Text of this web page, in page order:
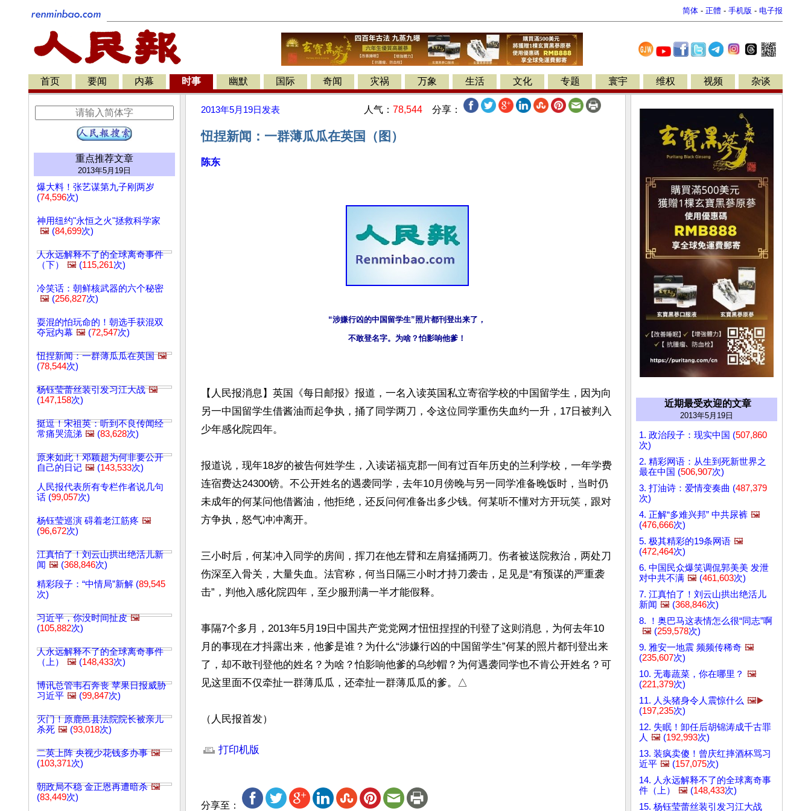
简体 - 正體 - 手机版 - 电子报
首页 要闻 内幕 时事 幽默 国际 奇闻 灾祸 万象 生活 文化 专题 寰宇 维权 视频 杂谈
重点推荐文章
2013年5月19日
爆大料！张艺谋第九子刚两岁
(74,596次)
神用纽约"永恒之火"拯救科学家
🖼️ (84,699次)
人永远解释不了的全球离奇事件
（下）
🖼️ (115,261次)
冷笑话：朝鲜核武器的六个秘密
🖼️ (256,827次)
耍混的怕玩命的！朝选手获混双
夺冠内幕 🖼️ (72,547次)
忸捏新闻：一群薄瓜瓜在英国 🖼️
(78,544次)
杨钰莹蕾丝装引发习江大战 🖼️
(147,158次)
挺逗！宋祖英：听到不良传闻经
常痛哭流涕 🖼️ (83,628次)
原来如此！邓颖超为何非要公开
自己的日记 🖼️ (143,533次)
人民报代表所有专栏作者说几句
话 (99,057次)
杨钰莹巡演 碍着老江筋疼 🖼️
(96,672次)
江真怕了！刘云山拱出绝活儿新
闻 🖼️ (368,846次)
精彩段子：“中情局”新解 (89,545
次)
习近平，你没时间扯皮 🖼️
(105,882次)
人永远解释不了的全球离奇事件
（上）
🖼️ (148,433次)
博讯总管韦石奔丧 苹果日报威胁
习近平 🖼️ (99,847次)
灭门！原鹿邑县法院院长被亲儿
杀死 🖼️ (93,018次)
二英上阵 央视少花钱多办事 🖼️
(103,371次)
朝政局不稳 金正恩再遭暗杀 🖼️
(83,449次)
2013年5月19日 发表 人气： 78,544 分享：
忸捏新闻：一群薄瓜瓜在英国（图）
陈东
“涉嫌行凶的中国留学生”照片都刊登出来了，
不敢登名字。为啥？怕影响他爹！
【人民报消息】英国《每日邮报》报道，一名入读英国私立寄宿学校的中国留学生，因为向
另一中国留学生借酱油而起争执，捅了同学两刀，令这位同学重伤失血约一升，17日被判入
少年感化院四年。
报道说，现年18岁的被告何姓学生，入读诺福克郡一间有过百年历史的兰利学校，一年学费
连宿费达24300镑。不公开姓名的遇袭同学，去年10月傍晚与另一同学准备晚饭时，当时仍
未成年的何某问他借酱油，他拒绝，还反问何准备出多少钱。何某听不懂对方开玩笑，跟对
方争执，怒气冲冲离开。
三小时后，何某冲入同学的房间，挥刀在他左臂和左肩猛捅两刀。伤者被送院救治，两处刀
伤深至入骨关，大量失血。法官称，何当日隔三小时才持刀袭击，足见是“有预谋的严重袭
击”，判他入感化院四年，至少服刑满一半才能假释。
事隔7个多月，2013年5月19日中国共产党党网才忸忸捏捏的刊登了这则消息，为何去年10
月的事现在才抖露出来，他爹是谁？为什么“涉嫌行凶的中国留学生”何某的照片都刊登出来
了，却不敢刊登他的姓名？为啥？怕影响他爹的乌纱帽？为何遇袭同学也不肯公开姓名？可
见这里面不仅牵扯一群薄瓜瓜，还牵扯一群薄瓜瓜的爹。△
（人民报首发）
打印机版
分享至：
近期最受欢迎的文章
2013年5月19日
1. 政治段子：现实中国 (507,860
次)
2. 精彩网语：从生到死新世界之
最在中国 (506,907次)
3. 打油诗：爱情变奏曲 (487,379
次)
4. 正解“多难兴邦” 中共尿裤 🖼️
(476,666次)
5. 极其精彩的19条网语 🖼️
(472,464次)
6. 中国民众爆笑调侃郭美美 发泄
对中共不满 🖼️ (461,603次)
7. 江真怕了！刘云山拱出绝活儿
新闻 🖼️ (368,846次)
8. ！奥巴马这表情怎么很“同志”啊
🖼️ (259,578次)
9. 雅安一地震 频频传稀奇 🖼️
(235,607次)
10. 无毒蔬菜，你在哪里？ 🖼️
(221,379次)
11. 人头猪身令人震惊什么 🖼️▶️
(197,235次)
12. 失眠！卸任后胡锦涛成千古罪
人 🖼️ (192,993次)
13. 装疯卖傻！曾庆红摔酒杯骂习
近平 🖼️ (157,075次)
14. 人永远解释不了的全球离奇事
件（上）
🖼️ (148,433次)
15. 杨钰莹蕾丝装引发习江大战